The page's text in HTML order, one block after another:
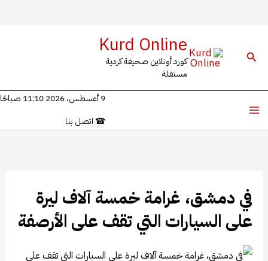
البحث Kurd Online
كورد أونلاين صحيفة كردية
مستقلة
9 أغسطس، 2026 11:10 صباحًا
☎ اتصل بنا
في دمشق، غرامة خمسة آلاف ليرة
على السيارات التي تقف على الأرصفة